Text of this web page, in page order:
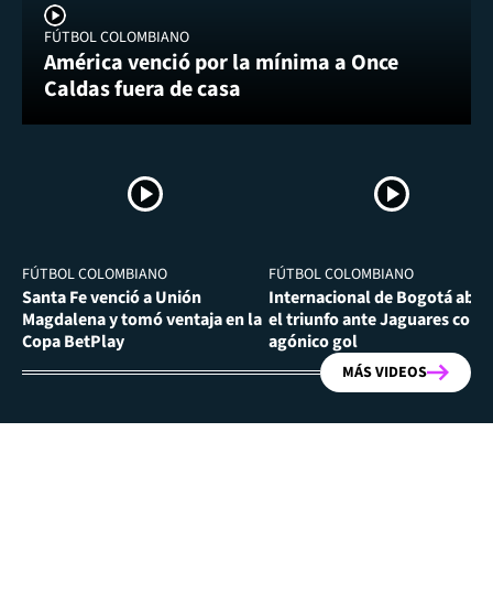
FÚTBOL COLOMBIANO
América venció por la mínima a Once
Caldas fuera de casa
FÚTBOL COLOMBIANO
Santa Fe venció a Unión
Magdalena y tomó ventaja en la
Copa BetPlay
FÚTBOL COLOMBIANO
Internacional de Bogotá
el triunfo ante Jaguares con
agónico gol
MÁS VIDEOS